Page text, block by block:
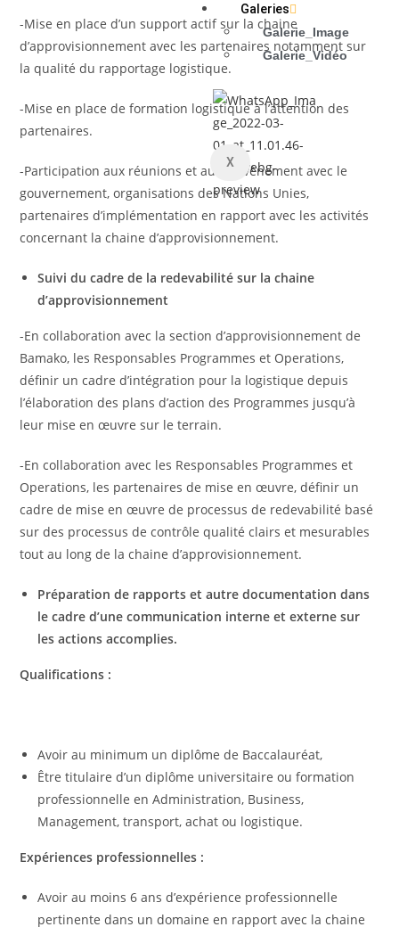
Galeries
Galerie_Image
Galerie_Vidéo
X
-Mise en place d’un support actif sur la chaine
d’approvisionnement avec les partenaires notamment sur
la qualité du rapportage logistique.
-Mise en place de formation logistique à l’attention des
partenaires.
-Participation aux réunions et autre évènement avec le
gouvernement, organisations des Nations Unies,
partenaires d’implémentation en rapport avec les activités
concernant la chaine d’approvisionnement.
Suivi du cadre de la redevabilité sur la chaine
d’approvisionnement
-En collaboration avec la section d’approvisionnement de
Bamako, les Responsables Programmes et Operations,
définir un cadre d’intégration pour la logistique depuis
l’élaboration des plans d’action des Programmes jusqu’à
leur mise en œuvre sur le terrain.
-En collaboration avec les Responsables Programmes et
Operations, les partenaires de mise en œuvre, définir un
cadre de mise en œuvre de processus de redevabilité basé
sur des processus de contrôle qualité clairs et mesurables
tout au long de la chaine d’approvisionnement.
Préparation de rapports et autre documentation dans
le cadre d’une communication interne et externe sur
les actions accomplies.
Qualifications :
Avoir au minimum un diplôme de Baccalauréat,
Être titulaire d’un diplôme universitaire ou formation
professionnelle en Administration, Business,
Management, transport, achat ou logistique.
Expériences professionnelles :
Avoir au moins 6 ans d’expérience professionnelle
pertinente dans un domaine en rapport avec la chaine